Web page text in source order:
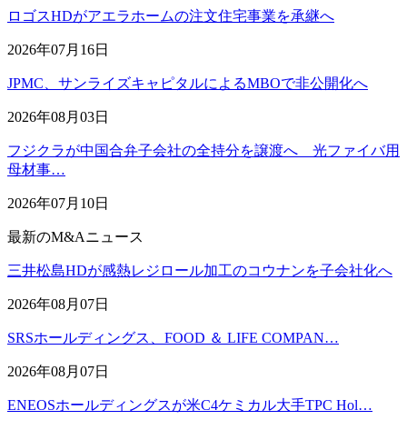
ロゴスHDがアエラホームの注文住宅事業を承継へ
2026年07月16日
JPMC、サンライズキャピタルによるMBOで非公開化へ
2026年08月03日
フジクラが中国合弁子会社の全持分を譲渡へ 光ファイバ用
母材事…
2026年07月10日
最新のM&Aニュース
三井松島HDが感熱レジロール加工のコウナンを子会社化へ
2026年08月07日
SRSホールディングス、FOOD ＆ LIFE COMPAN…
2026年08月07日
ENEOSホールディングスが米C4ケミカル大手TPC Hol…